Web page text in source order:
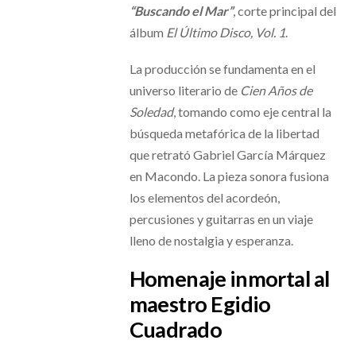
“Buscando el Mar”, corte principal del
álbum El Último Disco, Vol. 1.
La producción se fundamenta en el
universo literario de Cien Años de
Soledad, tomando como eje central la
búsqueda metafórica de la libertad
que retrató Gabriel García Márquez
en Macondo. La pieza sonora fusiona
los elementos del acordeón,
percusiones y guitarras en un viaje
lleno de nostalgia y esperanza.
Homenaje inmortal al
maestro Egidio
Cuadrado